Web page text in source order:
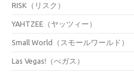
RISK（リスク）
YAHTZEE（ヤッツィー）
Small World（スモールワールド）
Las Vegas!（べガス）